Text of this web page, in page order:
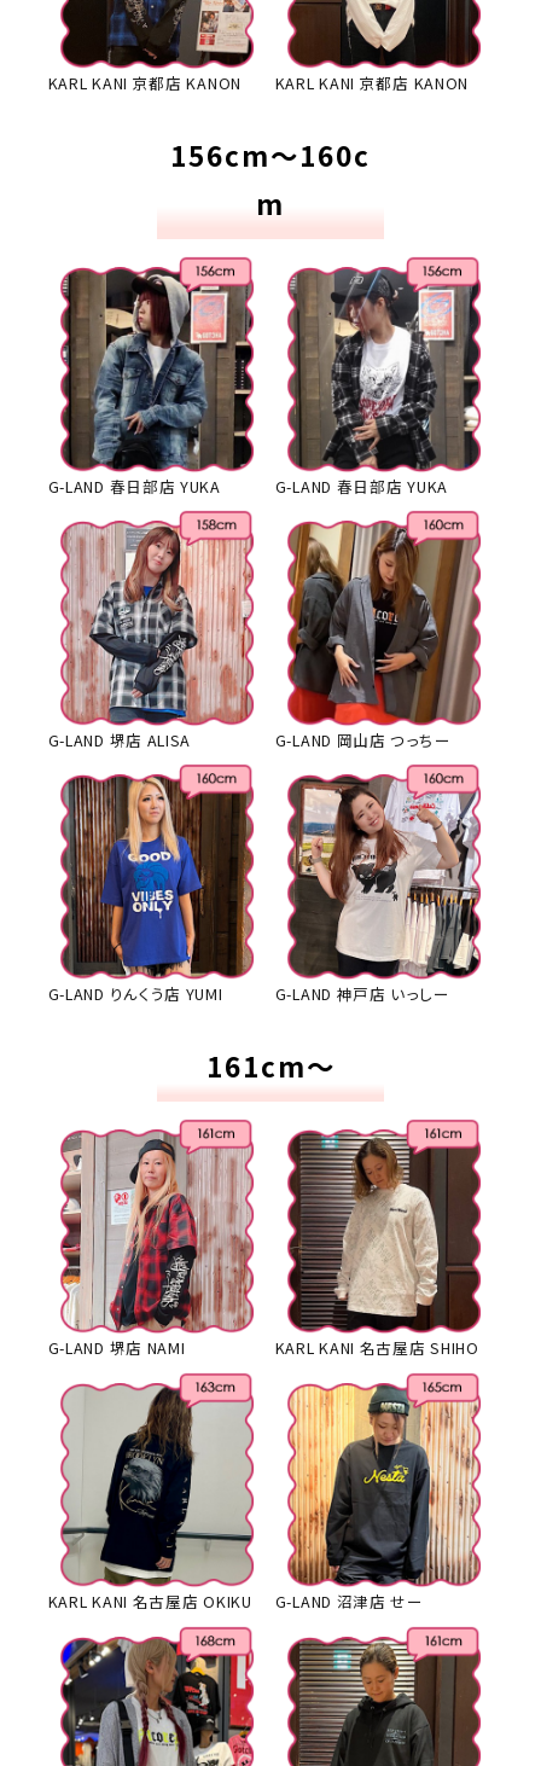
KARL KANI 京都店 KANON KARL KANI 京都店 KANON
156cm～160c
m
G-LAND 春日部店 YUKA G-LAND 春日部店 YUKA
G-LAND 堺店 ALISA G-LAND 岡山店 つっちー
G-LAND りんくう店 YUMI G-LAND 神戸店 いっしー
161cm～
G-LAND 堺店 NAMI KARL KANI 名古屋店 SHIHO
KARL KANI 名古屋店 OKIKU G-LAND 沼津店 せー